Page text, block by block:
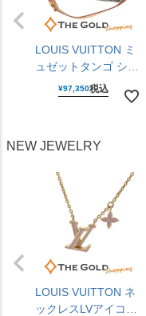
LOUIS VUITTON ミ
ュゼットタンゴ ショ
ート M51257 モノグ
ラム キャンバス ブ
ルイヴィトン 【中
¥97,350税込
NEW JEWELRY
LOUIS VUITTON ネ
ックレスLVアイコニ